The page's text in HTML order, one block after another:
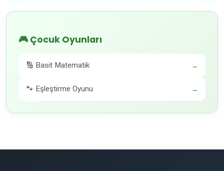
🎮 Çocuk Oyunları
🔢 Basit Matematik →
🐾 Eşleştirme Oyunu →